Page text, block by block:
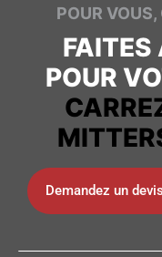
POUR VOUS,
FAITES
POUR
Demandez un devis